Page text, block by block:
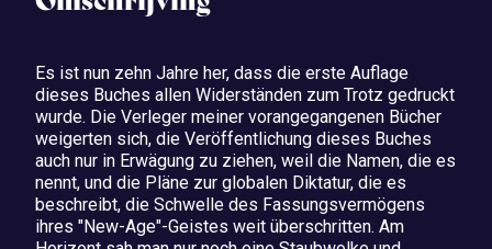
Es ist nun zehn Jahre her, dass die erste Auflage
dieses Buches allen Widerständen zum Trotz gedruckt
wurde. Die Verleger meiner vorangegangenen Bücher
weigerten sich, die Veröffentlichung dieses Buches
auch nur in Erwägung zu ziehen, weil die Namen, die es
nennt, und die Pläne zur globalen Diktatur, die es
beschreibt, die Schwelle des Fassungsvermögens
ihres "New-Age"-Geistes weit überschritten. Am